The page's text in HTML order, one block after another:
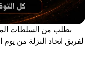
بطلب من السلطات